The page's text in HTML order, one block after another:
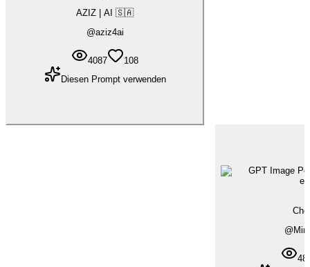
AZIZ | AI 🇸🇦
@aziz4ai
4087
108
Diesen Prompt verwenden
@